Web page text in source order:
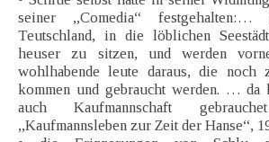
seiner „Comedia“
Teutschland, in die löblichen
heuser zu sitzen, und werden
wohlhabende leute daraus, die noch
kommen und gebraucht werden. … da
auch Kaufmannschaft
„Kaufmannsleben zur Zeit der Hanse“,